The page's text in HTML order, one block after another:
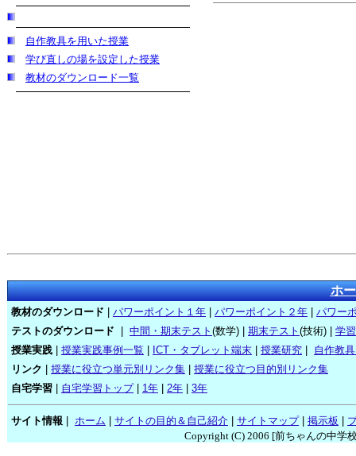
自作教具を用いた授業
学び直しの場を設定した授業
教材のダウンロード一覧
ホ
教材のダウンロード パワーポイント１年 パワーポイント２年
パワー
テストのダウンロード
中間・期末テスト (数学) | 期末テスト (技術) |
学
授業実践
授業実践事例一覧 ICT・タブレット端末 授業研究
自作教
リンク
授業に役立つ単元別リンク集
授業に役立つ目的別リンク集
自宅学習
自宅学習トップ| 1年 2年 3年
サイト情報 ホーム サイトの目的＆自己紹介 サイトマップ| 掲示板
Copyright (C) 2006 [前ちゃんの中学